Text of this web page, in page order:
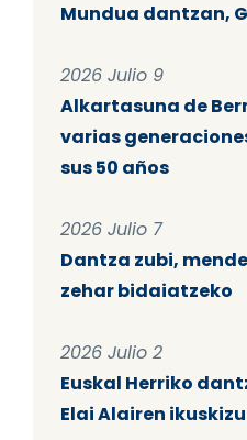
Mundua dantzan,
2026 Julio 9
Alkartasuna de
varias
sus 50 años
2026 Julio 7
Dantza zubi,
zehar bidaiatzeko
2026 Julio 2
Euskal Herriko
Elai Alairen